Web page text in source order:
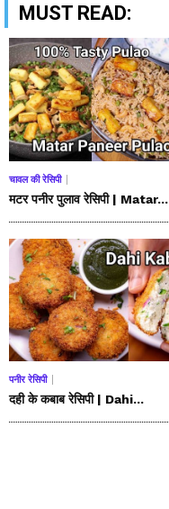
MUST READ:
चावल की रेसिपी
मटर पनीर पुलाव रेसिपी | Matar...
पनीर रेसिपी
दही के कबाब रेसिपी | Dahi...